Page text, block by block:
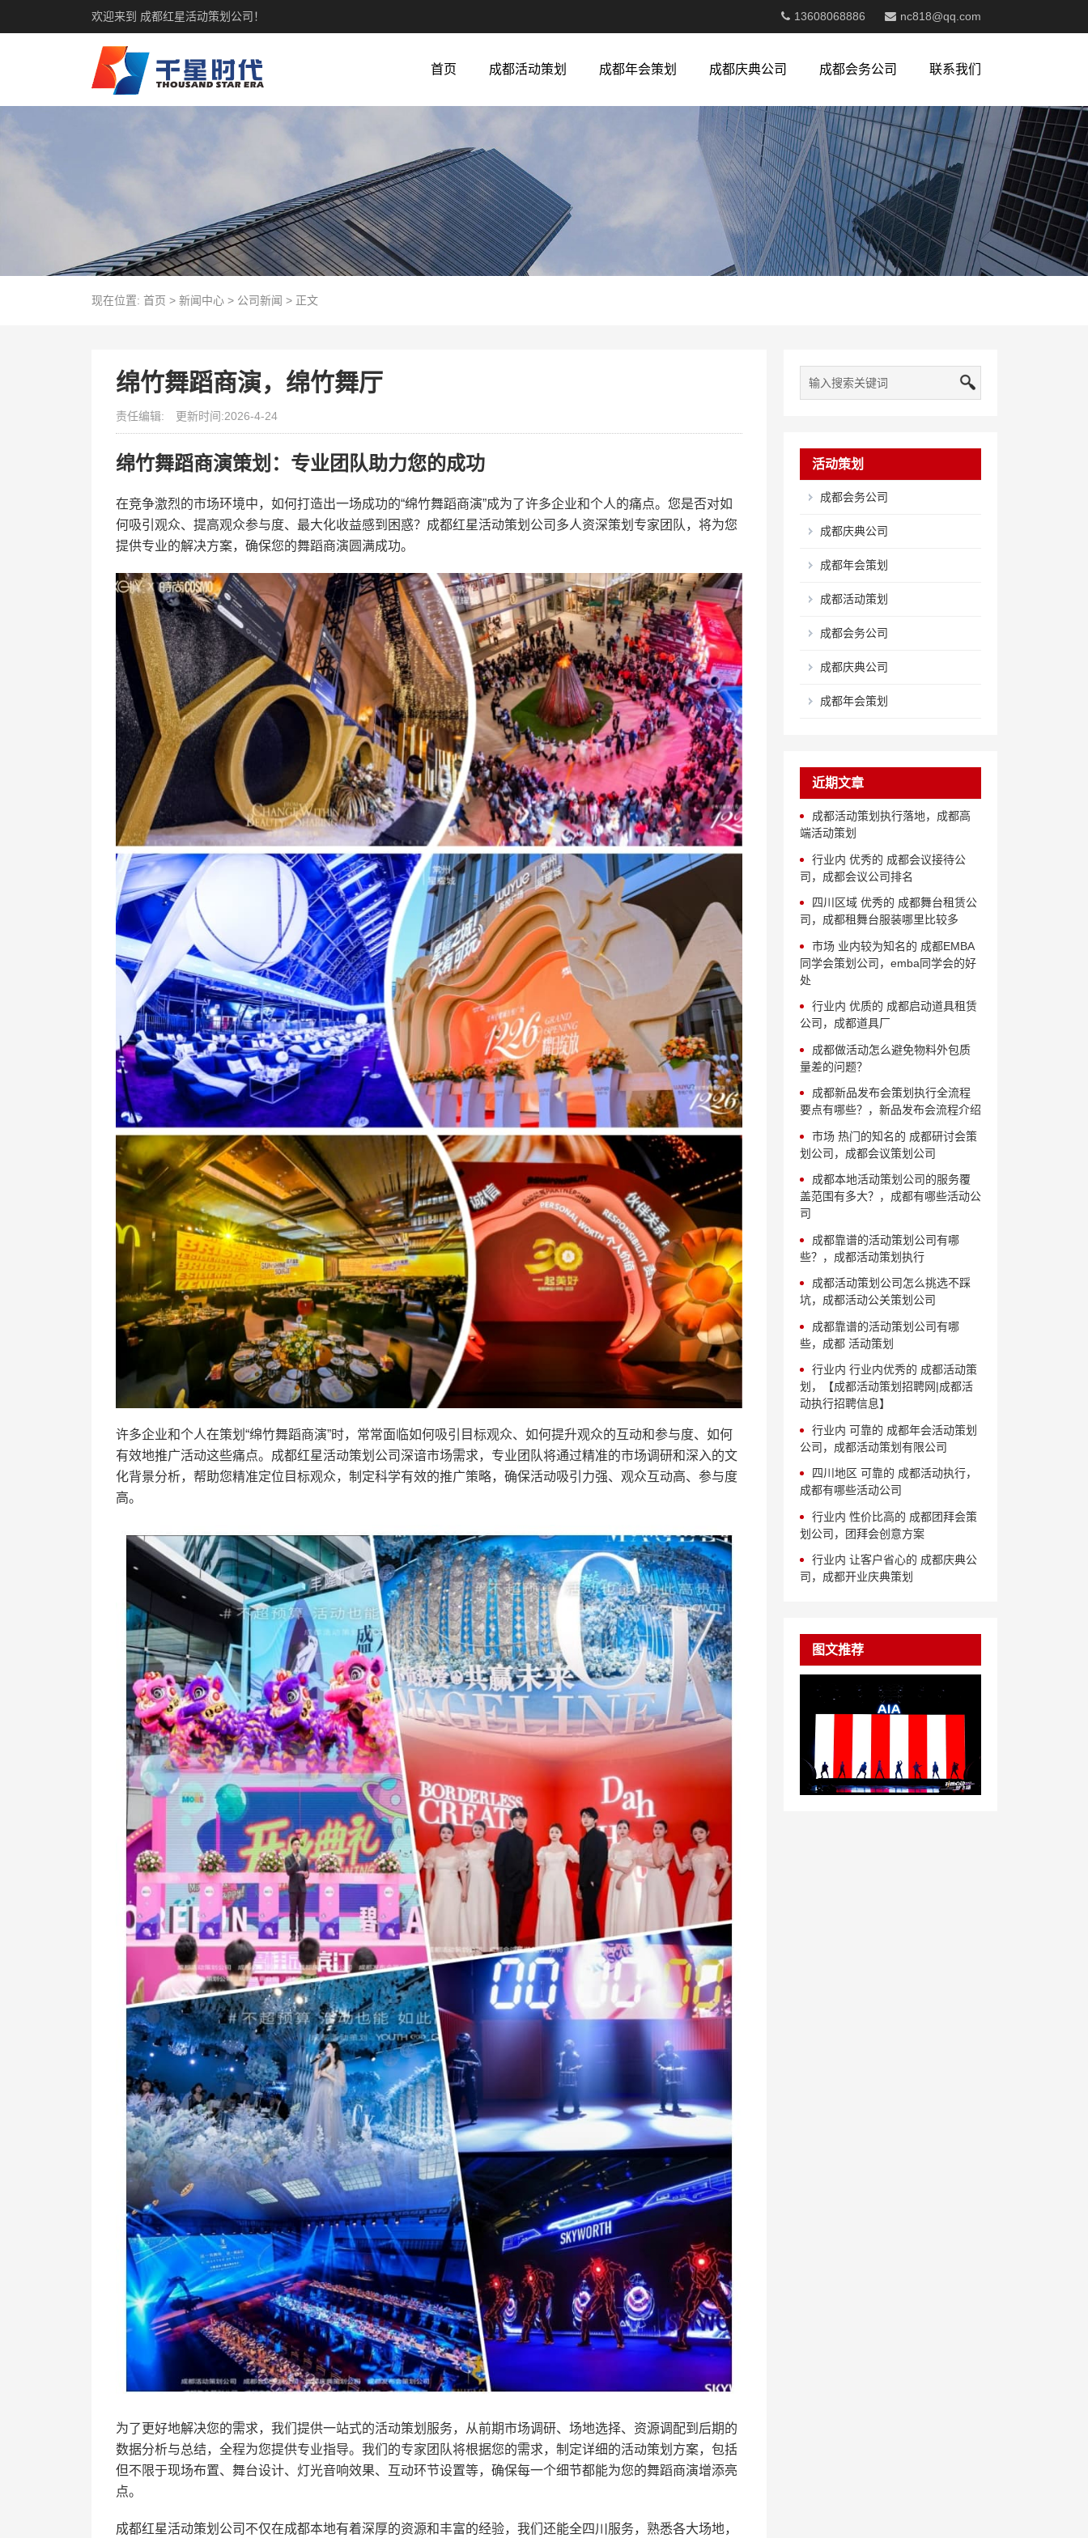
欢迎来到 成都红星活动策划公司！ 13608068886 nc818@qq.com
首页 成都活动策划 成都年会策划 成都庆典公司 成都会务公司 联系我们
现在位置: 首页 > 新闻中心> 公司新闻 > 正文
绵竹舞蹈商演，绵竹舞厅
责任编辑: 更新时间:2026-4-24
绵竹舞蹈商演策划：专业团队助力您的成功
在竞争激烈的市场环境中，如何打造出一场成功的“绵竹舞蹈商演”成为了许多企业和个人的痛点。您是否对如
何吸引观众、提高观众参与度、最大化收益感到困惑？成都红星活动策划公司多人资深策划专家团队，将为您
提供专业的解决方案，确保您的舞蹈商演圆满成功。
许多企业和个人在策划“绵竹舞蹈商演”时，常常面临如何吸引目标观众、如何提升观众的互动和参与度、如何
有效地推广活动这些痛点。成都红星活动策划公司深谙市场需求，专业团队将通过精准的市场调研和深入的文
化背景分析，帮助您精准定位目标观众，制定科学有效的推广策略，确保活动吸引力强、观众互动高、参与度
高。
为了更好地解决您的需求，我们提供一站式的活动策划服务，从前期市场调研、场地选择、资源调配到后期的
数据分析与总结，全程为您提供专业指导。我们的专家团队将根据您的需求，制定详细的活动策划方案，包括
但不限于现场布置、舞台设计、灯光音响效果、互动环节设置等，确保每一个细节都能为您的舞蹈商演增添亮
点。
成都红星活动策划公司不仅在成都本地有着深厚的资源和丰富的经验，我们还能全四川服务，熟悉各大场地，
活动策划
成都会务公司
成都庆典公司
成都年会策划
成都活动策划
成都会务公司
成都庆典公司
成都年会策划
近期文章
成都活动策划执行落地，成都高
端活动策划
行业内 优秀的 成都会议接待公
司，成都会议公司排名
四川区域 优秀的 成都舞台租赁公
司，成都租舞台服装哪里比较多
市场 业内较为知名的 成都EMBA
同学会策划公司，emba同学会的好
处
行业内 优质的 成都启动道具租赁
公司，成都道具厂
成都做活动怎么避免物料外包质
量差的问题？
成都新品发布会策划执行全流程
要点有哪些？，新品发布会流程介绍
市场 热门的知名的 成都研讨会策
划公司，成都会议策划公司
成都本地活动策划公司的服务覆
盖范围有多大？，成都有哪些活动公
司
成都靠谱的活动策划公司有哪
些？，成都活动策划执行
成都活动策划公司怎么挑选不踩
坑，成都活动公关策划公司
成都靠谱的活动策划公司有哪
些，成都 活动策划
行业内 行业内优秀的 成都活动策
划，【成都活动策划招聘网|成都活
动执行招聘信息】
行业内 可靠的 成都年会活动策划
公司，成都活动策划有限公司
四川地区 可靠的 成都活动执行，
成都有哪些活动公司
行业内 性价比高的 成都团拜会策
划公司，团拜会创意方案
行业内 让客户省心的 成都庆典公
司，成都开业庆典策划
图文推荐